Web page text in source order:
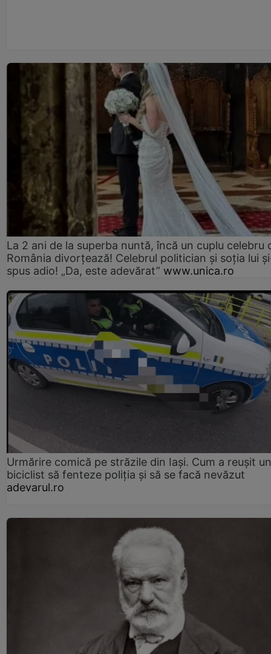
La 2 ani de la superba nuntă, încă un cuplu celebru
România divorțează! Celebrul politician și soția lui
spus adio! „Da, este adevărat” www.unica.ro
Urmărire comică pe străzile din Iași. Cum a reușit un
biciclist să fenteze poliția și să se facă nevăzut
adevarul.ro